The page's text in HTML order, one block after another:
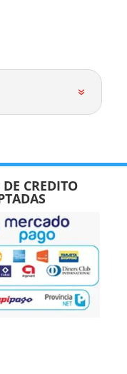
DE CREDITO